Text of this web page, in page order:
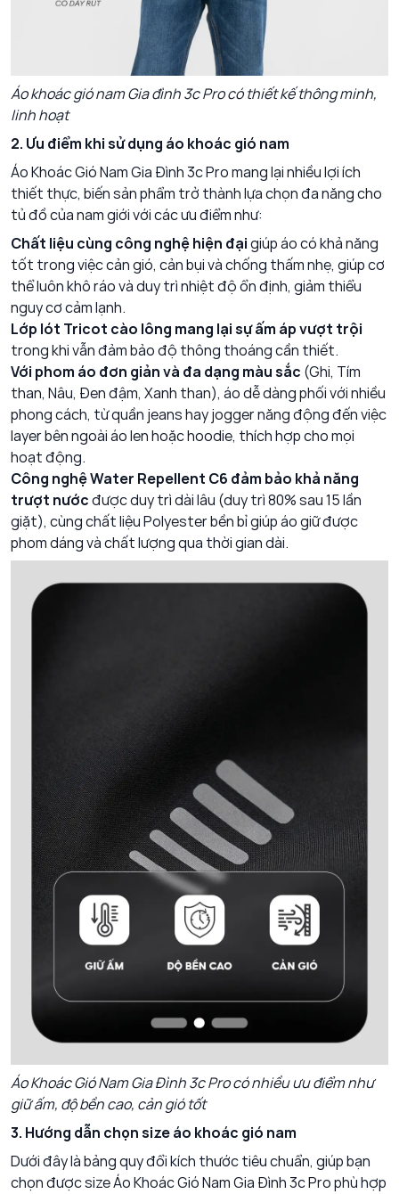
Áo khoác gió nam Gia đình 3c Pro có thiết kế thông minh,
linh hoạt
2. Ưu điểm khi sử dụng áo khoác gió nam
Áo Khoác Gió Nam Gia Đình 3c Promang lại nhiều lợi ích
thiết thực, biến sản phẩm trở thành lựa chọn đa năng cho
tủ đồ của nam giới với các ưu điểm như:
Chất liệu cùng công nghệ hiện đạigiúp áo có khả năng
tốt trong việc cản gió, cản bụi và chống thấm nhẹ, giúp cơ
thể luôn khô ráo và duy trì nhiệt độ ổn định, giảm thiểu
nguy cơ cảm lạnh.
Lớp lót Tricot cào lông mang lại sự ấm áp vượt trội
trong khi vẫn đảm bảo độ thông thoáng cần thiết.
Với phom áo đơn giản và đa dạng màu sắc (Ghi, Tím
than, Nâu, Đen đậm, Xanh than), áo dễ dàng phối với nhiều
phong cách, từ quần jeans hay jogger năng động đến việc
layer bên ngoài áo len hoặc hoodie, thích hợp cho mọi
hoạt động.
Công nghệ Water Repellent C6 đảm bảo khả năng
trượt nướcđược duy trì dài lâu (duy trì 80% sau 15 lần
giặt), cùng chất liệu Polyester bền bỉ giúp áo giữ được
phom dáng và chất lượng qua thời gian dài.
Áo Khoác Gió Nam Gia Đình 3c Procó nhiều ưu điểm như
giữ ấm, độ bền cao, cản gió tốt
3. Hướng dẫn chọn size áo khoác gió nam
Dưới đây là bảng quy đổi kích thước tiêu chuẩn, giúp bạn
chọn được sizeÁo Khoác Gió Nam Gia Đình 3c Prophù hợp